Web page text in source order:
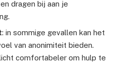
dragen bij aan je
: in sommige gevallen kan het
van anonimiteit bieden.
comfortabeler om hulp te